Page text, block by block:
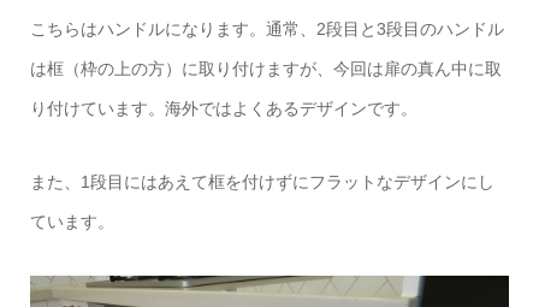
こちらはハンドルになります。通常、2段目と3段目のハンドル
は框（枠の上の方）に取り付けますが、今回は扉の真ん中に取
り付けています。海外ではよくあるデザインです。
また、1段目にはあえて框を付けずにフラットなデザインにし
ています。